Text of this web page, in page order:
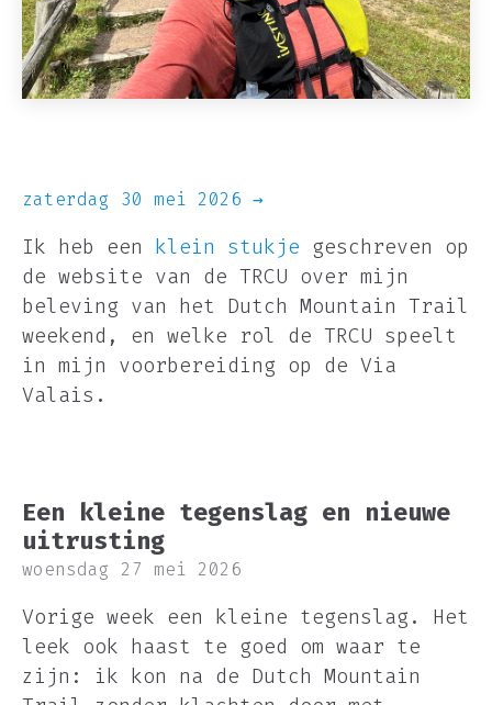
zaterdag 30 mei 2026 →
Ik heb een klein stukje geschreven op
de website van de TRCU over mijn
beleving van het Dutch Mountain Trail
weekend, en welke rol de TRCU speelt
in mijn voorbereiding op de Via
Valais.
Een kleine tegenslag en nieuwe
uitrusting
woensdag 27 mei 2026
Vorige week een kleine tegenslag. Het
leek ook haast te goed om waar te
zijn: ik kon na de Dutch Mountain